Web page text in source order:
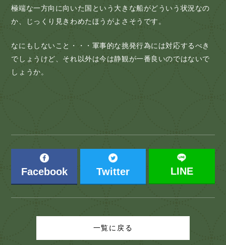
極端な一方向に向いた国という大きな船がどういう状況なの
か、じっくり見きわめたほうがよさそうです。
なにもしないこと・・・軍事的な挑発行為には対応するべき
でしょうけど、それ以外は今は静観が一番良いのではないで
しょうか。
Facebook Twitter LINE
一覧に戻る